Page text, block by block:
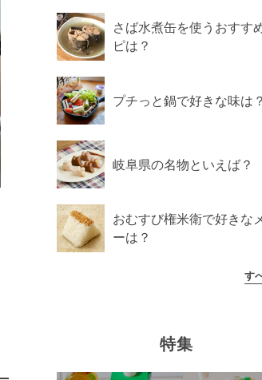
さば水煮缶を使うおすす
ピは？
プチっと鍋で好きな味は？
岐阜県の名物といえば？
おむすび権米衛で好きな
ーは？
す
特集